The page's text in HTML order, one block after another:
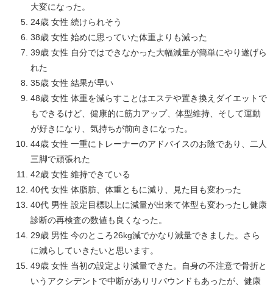
大変になった。
24歳 女性 続けられそう
38歳 女性 始めに思っていた体重よりも減った
39歳 女性 自分ではできなかった大幅減量が簡単にやり遂げら
れた
35歳 女性 結果が早い
48歳 女性 体重を減らすことはエステや置き換えダイエットで
もできるけど、健康的に筋力アップ、体型維持、そして運動
が好きになり、気持ちが前向きになった。
44歳 女性 一重にトレーナーのアドバイスのお陰であり、二人
三脚で頑張れた
42歳 女性 維持できている
40代 女性 体脂肪、体重ともに減り、見た目も変わった
40代 男性 設定目標以上に減量が出来て体型も変わったし健康
診断の再検査の数値も良くなった。
29歳 男性 今のところ26kg減でかなり減量できました。さら
に減らしていきたいと思います。
49歳 女性 当初の設定より減量できた。自身の不注意で骨折と
いうアクシデントで中断がありリバウンドもあったが、健康